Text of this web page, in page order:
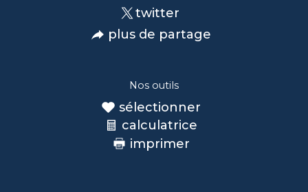
twitter
plus de partage
Nos outils
sélectionner
calculatrice
imprimer